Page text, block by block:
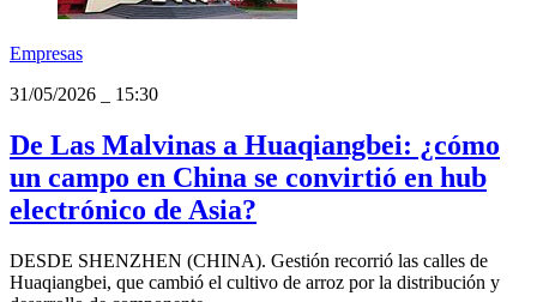
Empresas
31/05/2026_15:30
De Las Malvinas a Huaqiangbei: ¿cómo